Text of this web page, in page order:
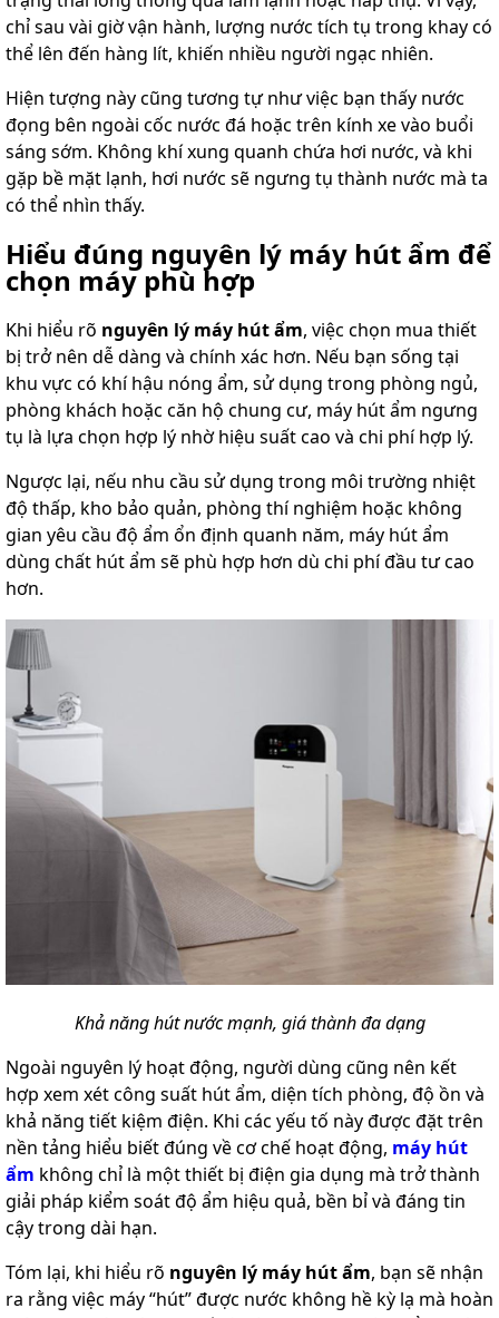
chỉ sau vài giờ vận hành, lượng nước tích tụ trong khay có
thể lên đến hàng lít, khiến nhiều người ngạc nhiên.
Hiện tượng này cũng tương tự như việc bạn thấy nước
đọng bên ngoài cốc nước đá hoặc trên kính xe vào buổi
sáng sớm. Không khí xung quanh chứa hơi nước, và khi
gặp bề mặt lạnh, hơi nước sẽ ngưng tụ thành nước mà ta
có thể nhìn thấy.
Hiểu đúng nguyên lý máy hút ẩm để
chọn máy phù hợp
Khi hiểu rõ nguyên lý máy hút ẩm, việc chọn mua thiết
bị trở nên dễ dàng và chính xác hơn. Nếu bạn sống tại
khu vực có khí hậu nóng ẩm, sử dụng trong phòng ngủ,
phòng khách hoặc căn hộ chung cư, máy hút ẩm ngưng
tụ là lựa chọn hợp lý nhờ hiệu suất cao và chi phí hợp lý.
Ngược lại, nếu nhu cầu sử dụng trong môi trường nhiệt
độ thấp, kho bảo quản, phòng thí nghiệm hoặc không
gian yêu cầu độ ẩm ổn định quanh năm, máy hút ẩm
dùng chất hút ẩm sẽ phù hợp hơn dù chi phí đầu tư cao
hơn.
Khả năng hút nước mạnh, giá thành đa dạng
Ngoài nguyên lý hoạt động, người dùng cũng nên kết
hợp xem xét công suất hút ẩm, diện tích phòng, độ ồn và
khả năng tiết kiệm điện. Khi các yếu tố này được đặt trên
nền tảng hiểu biết đúng về cơ chế hoạt động, máy hút
ẩm không chỉ là một thiết bị điện gia dụng mà trở thành
giải pháp kiểm soát độ ẩm hiệu quả, bền bỉ và đáng tin
cậy trong dài hạn.
Tóm lại, khi hiểu rõ nguyên lý máy hút ẩm, bạn sẽ nhận
ra rằng việc máy “hút” được nước không hề kỳ lạ mà hoàn